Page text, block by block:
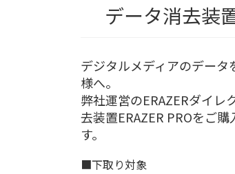
データ消去装
デジタルメディアのデー
様へ。
弊社運営のERAZERダイ
去装置ERAZER PROをご
す。
■下取り対象